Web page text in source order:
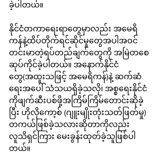
ခဲ့ပါတယ်။
နိုင်ငံတကာရေးရာတွေမှာလည်း အမေရိ
ကန်နဲ့ထိပ်တိုက်ရင်ဆိုင်မှုတွေအပါအဝင်
တင်းမာတဲ့ရပ်တည်ချက်တွေကို အမြဲတစေ
ဆုပ်ကိုင်ခဲ့ပါတယ်။ အနောက်နိုင်ငံ
တွေ(အထူးသဖြင့် အမေရိကန်)နဲ့ ဆက်ဆံ
ရေးအပေါ် သံသယရှိခဲ့သလို၊ အစ္စရေးနိုင်ငံ
ကိုဖျက်ဆီးပစ်ဖို့အကြိမ်ကြိမ်တောင်းဆိုခဲ့
ပြီး ဟိုလိုကော့စ် (ဂျူးမျိုးတုံးသတ်ဖြတ်မှု)
တကယ်ဖြစ်ခဲ့သလားဆိုတာကိုလည်း
လူသိရှင်ကြား မေးခွန်းထုတ်ခဲ့သူဖြစ်ပါ
တယ်။